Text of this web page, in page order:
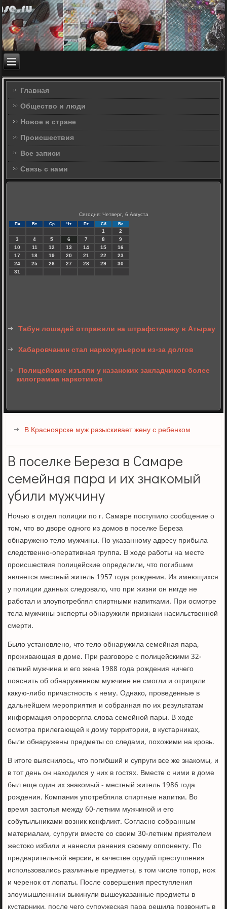
Главная
Общество и люди
Новое в стране
Происшествия
Все записи
Связь с нами
Сегодня: Четверг, 6 Августа
Пн Вт Ср Чт Пт Сб Вс
1
2
3
4 5 6 7 8
9
10
11 12 13 14 15
16
17
18 19 20 21 22
23
24
25 26 27 28 29
30
31
Табун лошадей отправили на штрафстоянку в Атырау
Хабаровчанин стал наркокурьером из-за долгов
Полицейские изъяли у казанских закладчиков более
килограмма наркотиков
В Красноярске муж разыскивает жену с ребенком
В поселке Береза в Самаре
семейная пара и их знакомый
убили мужчину
Ночью в отдел полиции по г. Самаре поступило сообщение о
том, что во дворе одного из домов в поселке Береза
обнаружено тело мужчины. По указанному адресу прибыла
следственно-оперативная группа. В ходе работы на месте
происшествия полицейские определили, что погибшим
является местный житель 1957 года рождения. Из имеющихся
у полиции данных следовало, что при жизни он нигде не
работал и злоупотреблял спиртными напитками. При осмотре
тела мужчины эксперты обнаружили признаки насильственной
смерти.
Было установлено, что тело обнаружила семейная пара,
проживающая в доме. При разговоре с полицейскими 32-
летний мужчина и его жена 1988 года рождения ничего
пояснить об обнаруженном мужчине не смогли и отрицали
какую-либо причастность к нему. Однако, проведенные в
дальнейшем мероприятия и собранная по их результатам
информация опровергла слова семейной пары. В ходе
осмотра прилегающей к дому территории, в кустарниках,
были обнаружены предметы со следами, похожими на кровь.
В итоге выяснилось, что погибший и супруги все же знакомы, и
в тот день он находился у них в гостях. Вместе с ними в доме
был еще один их знакомый - местный житель 1986 года
рождения. Компания употребляла спиртные напитки. Во
время застолья между 60-летним мужчиной и его
собутыльниками возник конфликт. Согласно собранным
материалам, супруги вместе со своим 30-летним приятелем
жестоко избили и нанесли ранения своему оппоненту. По
предварительной версии, в качестве орудий преступления
использовались различные предметы, в том числе топор, нож
и черенок от лопаты. После совершения преступления
злоумышленники выкинули вышеуказанные предметы в